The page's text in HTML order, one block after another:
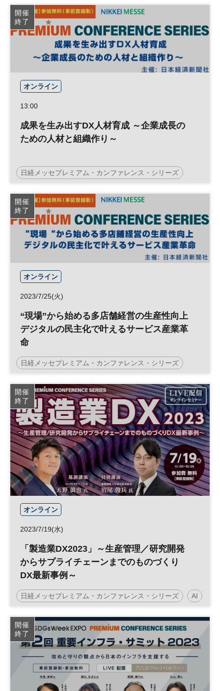
新規事業開発 経営企画 日経メッセ DX
参加無料 オープンイノベーション
プレミアム・カンファレンス・シリーズ
開催
終了
オンライン
13:00
成果を生み出すDX人材育成 ～企業成長の
ための人材と組織作り～
日経メッセプレミアム・カンファレンス・シリーズ
人的資本 デジタル人材 イーラーニング
日経メッセ 人材育成 DX 参加無料
プレミアム・カンファレンス・シリーズ
開催
終了
オンライン
2023/7/25(火)
“現場”から始める多店舗経営の生産性向上
デジタルの民主化で叶えるサービス産業革
命
日経メッセプレミアム・カンファレンス・シリーズ
生産性向上 リテールテック DX 参加無料
プレミアム・カンファレンス・シリーズ
開催
終了
オンライン
2023/7/19(水)
「製造業DX2023」～生産管理／研究開発
からサプライチェーンまでのものづくり
DX最新事例～
日経メッセプレミアム・カンファレンス・シリーズ AI
製造業DX 人工知能 IoT ロボット DX
参加無料 プレミアム・カンファレンス・シリーズ
開催
終了